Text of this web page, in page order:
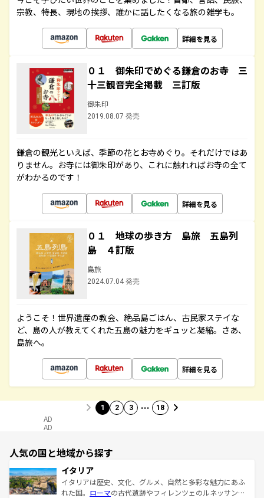
宗教、特長、現地の挨拶、誰かに話したくなる旅の雑学も。
詳細を見る
０１ 御朱印でめぐる鎌倉のお寺 三
十三観音完全掲載 三訂版
御朱印
2019.08.07 発売
鎌倉の観光といえば、季節の花とお寺めぐり。それだけではあ
りません。お寺には御朱印があり、これに触れればお寺の全て
がわかるのです！
詳細を見る
０１ 地球の歩き方 島旅 五島列
島 ４訂版
島旅
2024.07.04 発売
ようこそ！世界遺産の教会、絶品島ごはん、古民家ステイな
ど、島の人が教えてくれた五島の魅力をギュッと凝縮。さあ、
島旅へ。
詳細を見る
1 2 3 … 18
AD
AD
人気の国と地域から探す
イタリア
イタリアは歴史、文化、グルメ、自然と多彩な魅力にあふ
れた国。 ローマの古代遺跡やフィレンツェのルネッサンス